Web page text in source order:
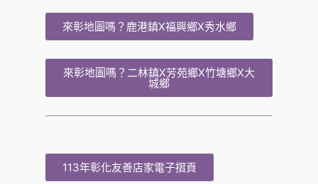
來彰地圖嗎？鹿港鎮X福興鄉X秀水鄉
來彰地圖嗎？二林鎮X芳苑鄉X竹塘鄉X大
城鄉
113年彰化友善店家電子摺頁